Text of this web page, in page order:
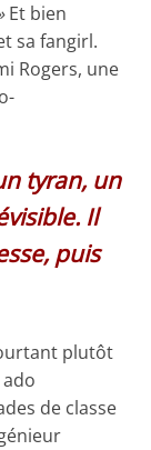
Et bien
sa fangirl.
Rogers, une
tyran, un
Il
puis
plutôt
de classe